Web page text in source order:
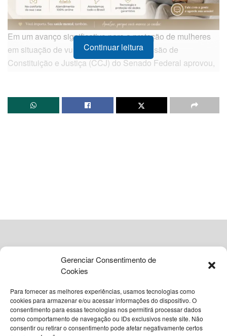
Gerenciar Consentimento de
Cookies
Para fornecer as melhores experiências, usamos tecnologias como
cookies para armazenar e/ou acessar informações do dispositivo. O
consentimento para essas tecnologias nos permitirá processar dados
como comportamento de navegação ou IDs exclusivos neste site. Não
consentir ou retirar o consentimento pode afetar negativamente certos
Em um avanço significativo para a proteção de mulheres
em situação de vulnerabilidade, a Comissão de
Constituição e Justiça (CCJ) do Senado Federal aprovou,
formalizar suas denúncias. A medida, que altera
importantes marcos legais como o Código Penal e a Lei
frequentemente impedem a ação imediata das vítimas.
Ampliação do prazo para
denúncias de violência
doméstica
Continuar leitura
© 2026Grupo VIA365 Comunicação Estratégica